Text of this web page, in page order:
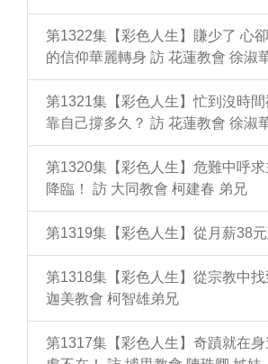
第1322集【彩色人生】賺少了 心
的信仰華麗轉身 訪 花蓮教會 徐淑
第1321集【彩色人生】忙到沒時
靠自己撐多久？ 訪 花蓮教會 徐淑
第1320集【彩色人生】危難中呼求
降臨！ 訪 大同教會 柯建春 弟兄
第1319集【彩色人生】從月薪38
第1318集【彩色人生】從宗教中
迦美教會 柯智雄弟兄
第1317集【彩色人生】奇蹟就在